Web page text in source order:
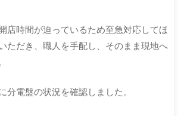
店時間が迫っているため至急対応してほ
ただき、職人を手配し、そのまま現地へ
分電盤の状況を確認しました。